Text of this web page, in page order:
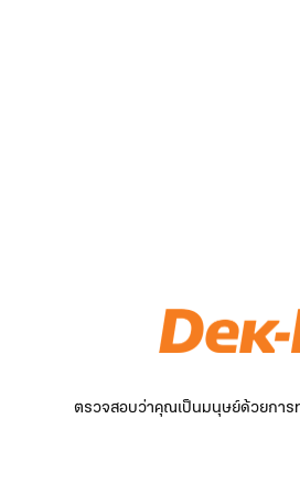
ตรวจสอบว่าคุณเป็นมนุษย์ด้วยการ